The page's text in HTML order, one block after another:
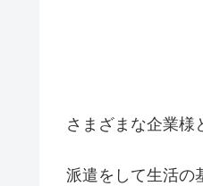
さまざまな企業様
派遣をして生活の